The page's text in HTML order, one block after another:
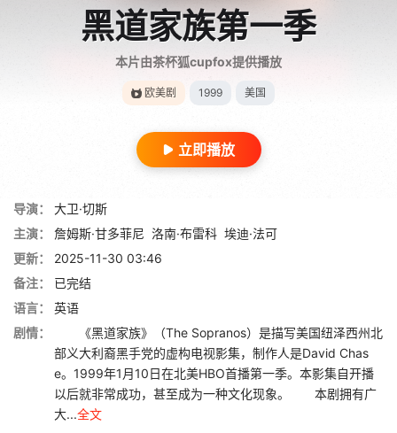
黑道家族第一季
本片由茶杯狐cupfox提供播放
欧美剧 1999 美国
立即播放
导演：
大卫·切斯
主演：
詹姆斯·甘多菲尼 洛南·布雷科 埃迪·法可
更新：
2025-11-30 03:46
备注：
已完结
语言：
英语
剧情：
《黑道家族》（The Sopranos）是描写美国纽泽西州北
部义大利裔黑手党的虚构电视影集，制作人是David Chas
e。1999年1月10日在北美HBO首播第一季。本影集自开播
以后就非常成功，甚至成为一种文化现象。 本剧拥有广
大...全文